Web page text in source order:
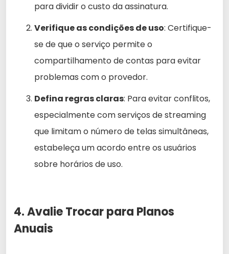
para dividir o custo da assinatura.
Verifique as condições de uso: Certifique-
se de que o serviço permite o
compartilhamento de contas para evitar
problemas com o provedor.
Defina regras claras: Para evitar conflitos,
especialmente com serviços de streaming
que limitam o número de telas simultâneas,
estabeleça um acordo entre os usuários
sobre horários de uso.
4. Avalie Trocar para Planos
Anuais